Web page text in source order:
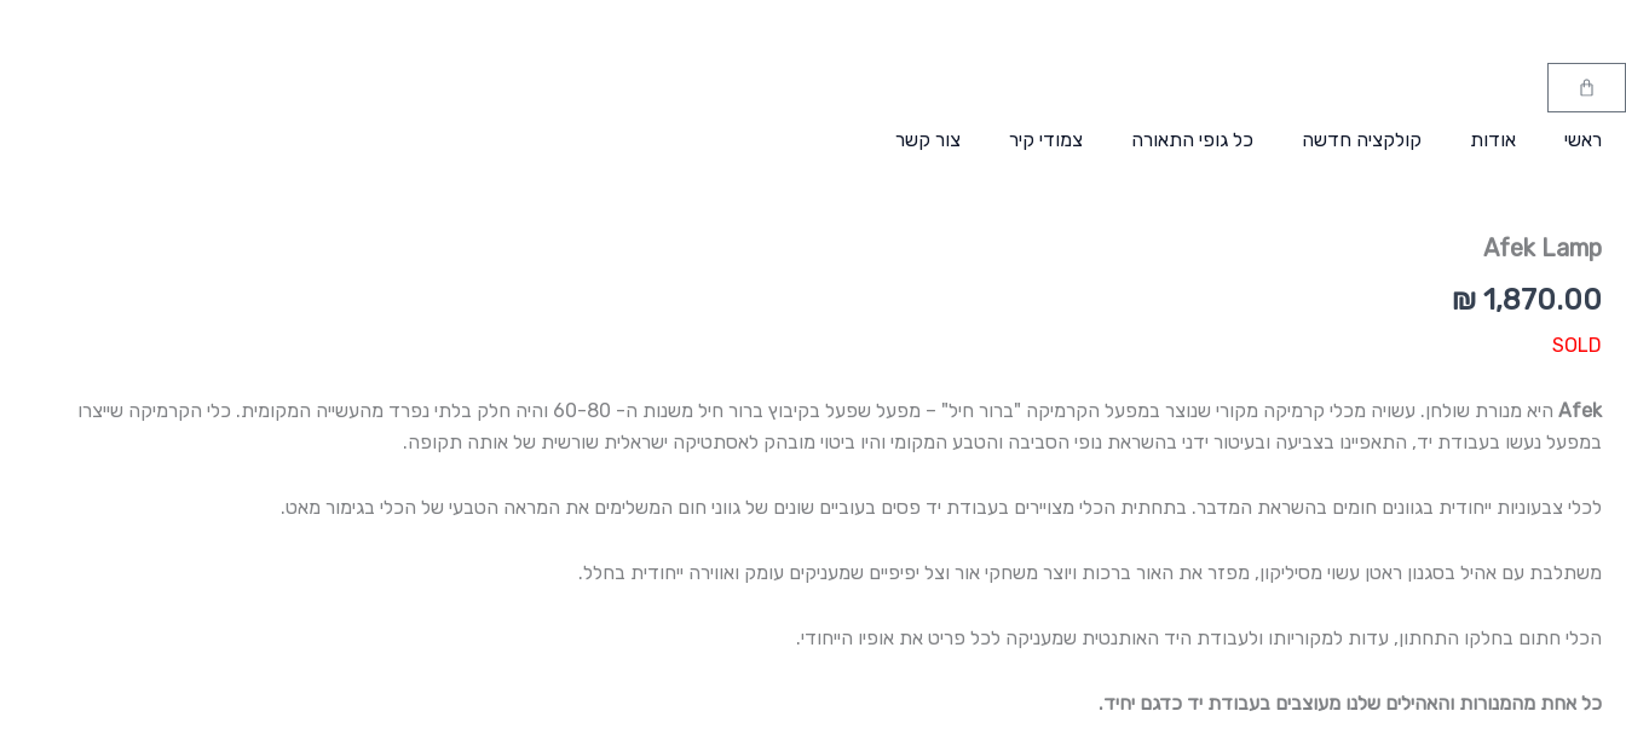
עגלת
קניות
ראשי אודות קולקציה חדשה כל גופי התאורה צמודי קיר צור קשר
Afek Lamp
₪ 1,870.00
SOLD
Afek
היא מנורת שולחן. עשויה מכלי קרמיקה מקורי שנוצר במפעל הקרמיקה "ברור חיל" – מפעל שפעל בקיבוץ ברור חיל משנות ה- 60-80 והיה חלק בלתי נפרד מהעשייה המקומית. כלי הקרמיקה שייצרו
במפעל נעשו בעבודת יד, התאפיינו בצביעה ובעיטור ידני בהשראת נופי הסביבה והטבע המקומי והיו ביטוי מובהק לאסתטיקה ישראלית שורשית של אותה תקופה.
לכלי צבעוניות ייחודית בגוונים חומים בהשראת המדבר. בתחתית הכלי מצויירים בעבודת יד פסים בעוביים שונים של גווני חום המשלימים את המראה הטבעי של הכלי בגימור מאט.
משתלבת עם אהיל בסגנון ראטן עשוי מסיליקון, מפזר את האור ברכות ויוצר משחקי אור וצל יפיפיים שמעניקים עומק ואווירה ייחודית בחלל.
הכלי חתום בחלקו התחתון, עדות למקוריותו ולעבודת היד האותנטית שמעניקה לכל פריט את אופיו הייחודי.
כל אחת מהמנורות והאהילים שלנו מעוצבים בעבודת יד כדגם יחיד.